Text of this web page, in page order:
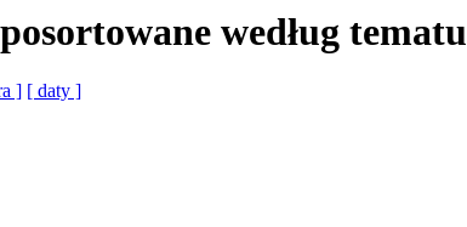
według tematu
] [ daty ]